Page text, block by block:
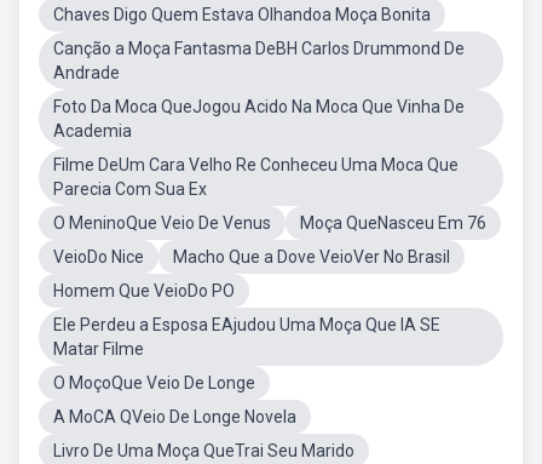
Chaves Digo Quem Estava Olhandoa Moça Bonita
Canção a Moça Fantasma DeBH Carlos Drummond De
Andrade
Foto Da Moca QueJogou Acido Na Moca Que Vinha De
Academia
Filme DeUm Cara Velho Re Conheceu Uma Moca Que
Parecia Com Sua Ex
O MeninoQue Veio De Venus
Moça QueNasceu Em 76
VeioDo Nice
Macho Que a Dove VeioVer No Brasil
Homem Que VeioDo PO
Ele Perdeu a Esposa EAjudou Uma Moça Que IA SE
Matar Filme
O MoçoQue Veio De Longe
A MoCA QVeio De Longe Novela
Livro De Uma Moça QueTrai Seu Marido